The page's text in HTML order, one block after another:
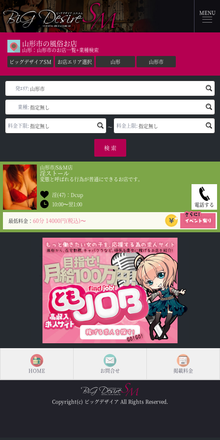
MENU
山形市の風俗お店
山形：山形市のお店一覧+業種検索
ビッグデザイアSM
お店エリア選択 山形 山形市
発ｴﾘｱ:
業種:
料金下限: ～ 料金上限:
検 索
山形市/S&M店
淫ストール
変態と呼ばれる行為が普通にできるお店です。
淫(47)：Dcup
10:00〜翌1:00
電話する
最低料金： 60分 14000円(税込)〜
HOME お問合せ 掲載料金
Copyright(c) ビッグデザイア All Rights Reserved.